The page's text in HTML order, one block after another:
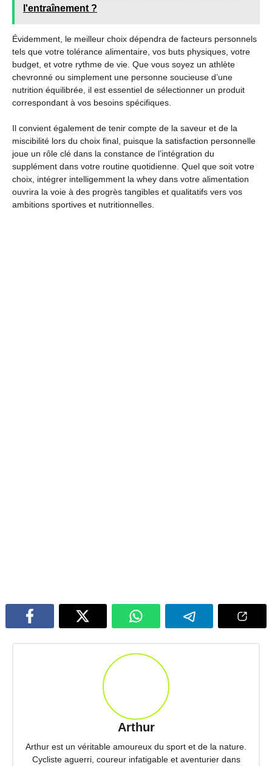
l'entraînement ?
Évidemment, le meilleur choix dépendra de facteurs personnels
tels que votre tolérance alimentaire, vos buts physiques, votre
budget, et votre rythme de vie. Que vous soyez un athlète
chevronné ou simplement une personne soucieuse d’une
nutrition équilibrée, il est essentiel de sélectionner un produit
correspondant à vos besoins spécifiques.
Il convient également de tenir compte de la saveur et de la
miscibilité lors du choix final, puisque la satisfaction personnelle
joue un rôle clé dans la constance de l’intégration du
supplément dans votre routine quotidienne. Quel que soit votre
choix, intégrer intelligemment la whey dans votre alimentation
ouvrira la voie à des progrès tangibles et qualitatifs vers vos
ambitions sportives et nutritionnelles.
Arthur
Arthur est un véritable amoureux du sport et de la nature.
Cycliste aguerri, coureur infatigable et aventurier dans